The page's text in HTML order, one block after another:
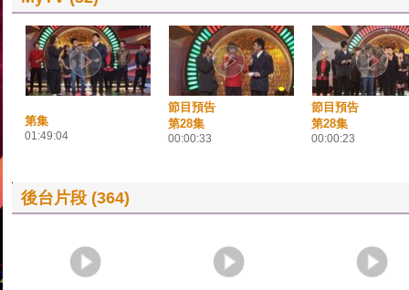
第集
01:49:04
節目預告
第28集
00:00:33
節目預告
第28集
00:00:23
後台片段 (364)